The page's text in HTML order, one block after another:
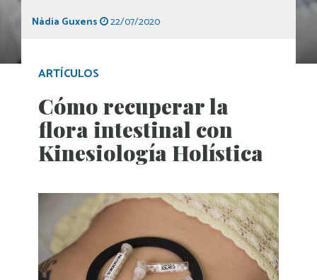
Nàdia Guxens 22/07/2020
ARTÍCULOS
Cómo recuperar la
flora intestinal con
Kinesiología Holística